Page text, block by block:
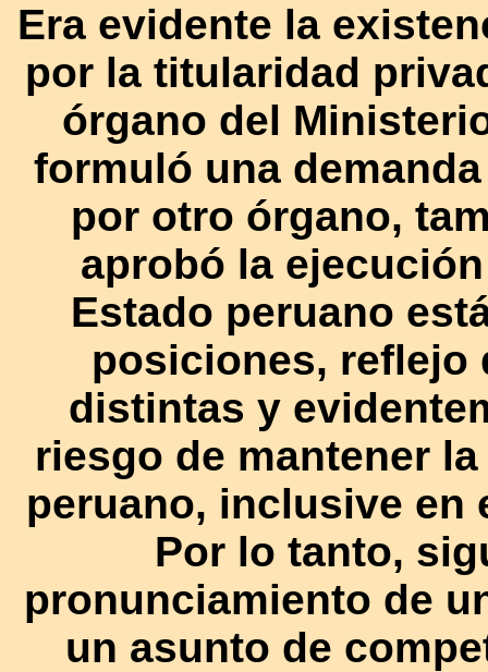
Era evidente la
por la titularidad
órgano del
formuló una
por otro órgano,
aprobó la
Estado peruano
posiciones, reflejo
distintas y
riesgo de mantener
peruano, inclusive en
Por lo tanto,
pronunciamiento de
un asunto de